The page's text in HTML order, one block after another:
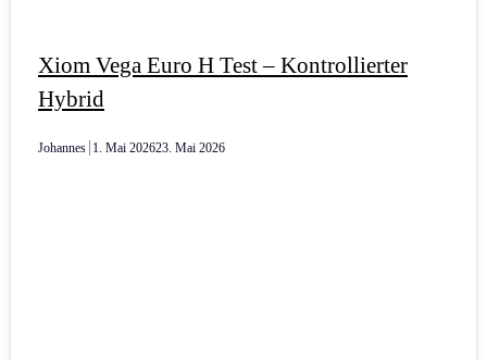
Xiom Vega Euro H Test – Kontrollierter
Hybrid
Johannes 1. Mai 202623. Mai 2026